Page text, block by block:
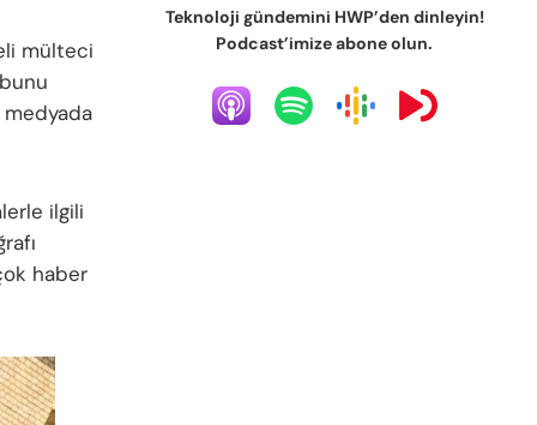
mülteci
ilgili
haber
Teknoloji gündemini HWP’den dinleyin!
Podcast’imize abone olun.